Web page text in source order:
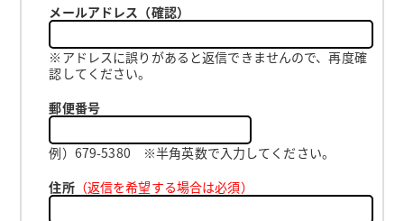
メールアドレス（確認）
※アドレスに誤りがあると返信できませんので、再度確
認してください。
郵便番号
例）679-5380 ※半角英数で入力してください。
住所（返信を希望する場合は必須）